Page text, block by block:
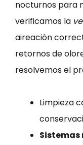
nocturnos para
verificamos la
aireación
retornos de
resolvemos el
Limpieza